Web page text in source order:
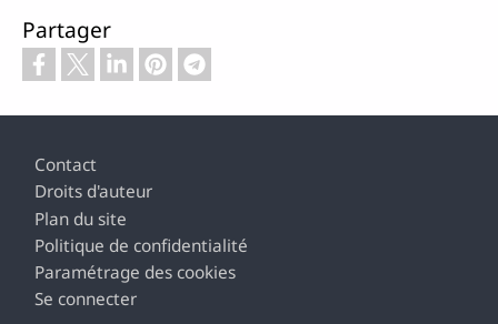
Partager
Pied de page
Contact
Droits d'auteur
Plan du site
Politique de confidentialité
Paramétrage des cookies
Se connecter